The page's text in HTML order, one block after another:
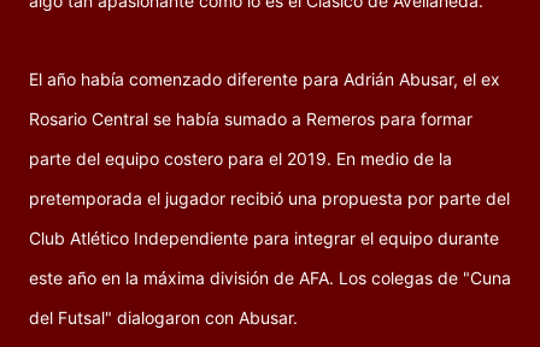
El año había comenzado diferente para Adrián Abusar, el ex
Rosario Central se había sumado a Remeros para formar
parte del equipo costero para el 2019. En medio de la
pretemporada el jugador recibió una propuesta por parte del
Club Atlético Independiente para integrar el equipo durante
este año en la máxima división de AFA. Los colegas de "Cuna
del Futsal" dialogaron con Abusar.